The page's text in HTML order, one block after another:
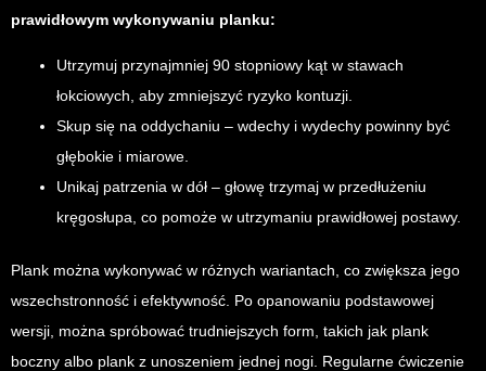
prawidłowym wykonywaniu planku:
Utrzymuj przynajmniej 90 stopniowy kąt w stawach
łokciowych, aby zmniejszyć ryzyko kontuzji.
Skup się na oddychaniu – wdechy i wydechy powinny być
głębokie i miarowe.
Unikaj patrzenia w dół – głowę trzymaj w przedłużeniu
kręgosłupa, co pomoże w utrzymaniu prawidłowej postawy.
Plank można wykonywać w różnych wariantach, co zwiększa jego
wszechstronność i efektywność. Po opanowaniu podstawowej
wersji, można spróbować trudniejszych form, takich jak plank
boczny albo plank z unoszeniem jednej nogi. Regularne ćwiczenie